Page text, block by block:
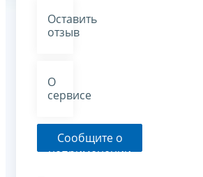
Оставить
отзыв
О
сервисе
Сообщите о
неприменении